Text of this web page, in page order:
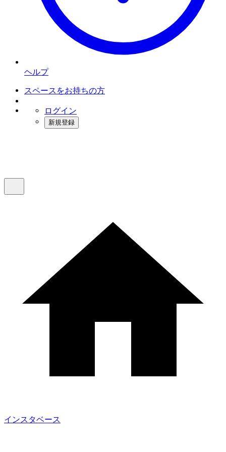
ヘルプ
スペースをお持ちの方
ログイン
新規登録
インスタベース